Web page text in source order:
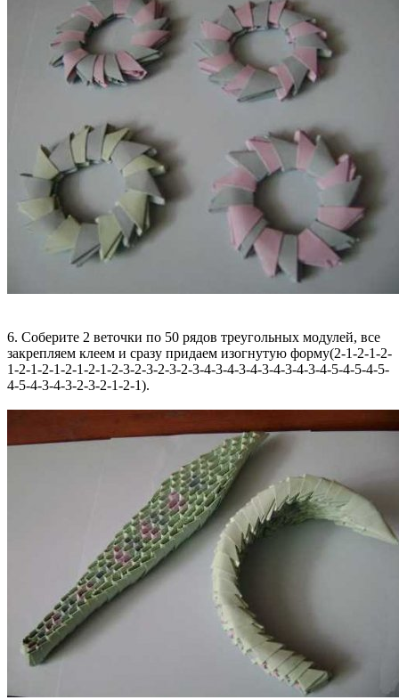
6. Соберите 2 веточки по 50 рядов треугольных модулей, все
закрепляем клеем и сразу придаем изогнутую форму(2-1-2-1-2-
1-2-1-2-1-2-1-2-1-2-3-2-3-2-3-2-3-4-3-4-3-4-3-4-3-4-3-4-5-4-5-4-5-
4-5-4-3-4-3-2-3-2-1-2-1).